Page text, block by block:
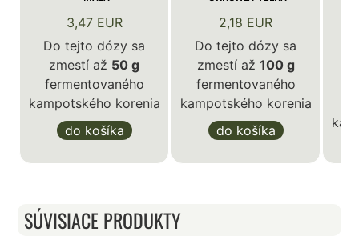
3,47 EUR
Do tejto dózy sa
zmestí až 50 g
fermentovaného
kampotského korenia
do košíka
2,18 EUR
Do tejto dózy sa
zmestí až 100 g
fermentovaného
kampotského korenia
do košíka
SÚVISIACE PRODUKTY